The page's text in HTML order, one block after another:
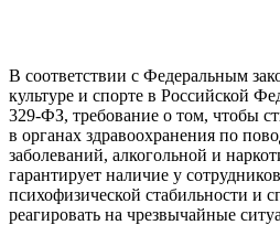
В соответствии с Федеральным
культуре и спорте в Российской
329-ФЗ, требование о том, чтобы
в органах здравоохранения по
заболеваний, алкогольной и
гарантирует наличие у
психофизической стабильности и
реагировать на чрезвычайные